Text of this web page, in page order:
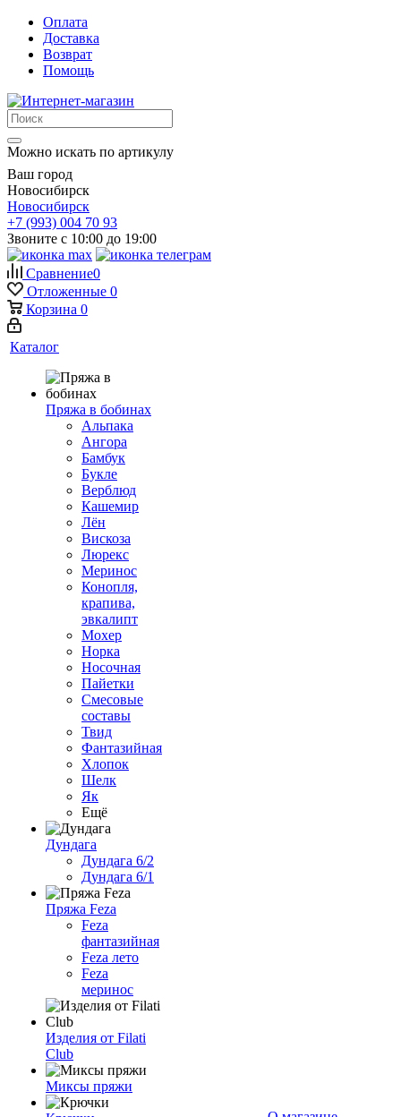
Оплата
Доставка
Возврат
Помощь
Можно искать по артикулу
Ваш город
Новосибирск
Новосибирск
+7 (993) 004 70 93
Звоните с 10:00 до 19:00
Сравнение0
Отложенные 0
Корзина 0
Каталог
Пряжа в бобинах
Альпака
Ангора
Бамбук
Букле
Верблюд
Кашемир
Лён
Вискоза
Люрекс
Меринос
Конопля,
крапива,
эвкалипт
Мохер
Норка
Носочная
Пайетки
Смесовые
составы
Твид
Фантазийная
Хлопок
Шелк
Як
Ещё
Дундага
Дундага 6/2
Дундага 6/1
Пряжа Feza
Feza
фантазийная
Feza лето
Feza
меринос
Изделия от Filati
Club
Миксы пряжи